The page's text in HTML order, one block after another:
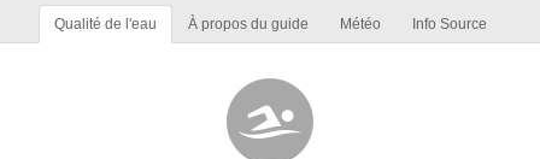
Qualité de l'eau À propos du guide Météo Info Source